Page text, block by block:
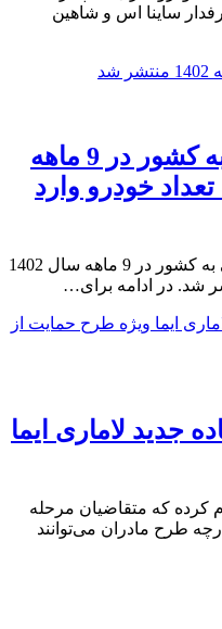
ساینا اس و شاهین
آمار واردات خودرو به کشور در 9 ماهه
تعداد خودرو وارد
آمار واردات خودروهای خارجی به کشور در 9 ماهه سال 1402
شد. در ادامه برای…
جدید لاماری ایما
کرده که متقاضیان مرحله
طرح مادران می‌توانند